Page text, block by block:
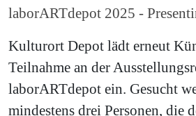
laborARTdepot 2025 -
Kulturort Depot lädt erneut
Teilnahme an der
laborARTdepot ein. Gesucht
mindestens drei Personen, die